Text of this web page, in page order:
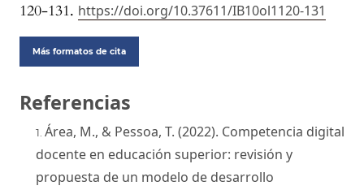
120-131. https://doi.org/10.37611/IB10ol1120-131
Más formatos de cita
Referencias
Área, M., & Pessoa, T. (2022). Competencia digital
docente en educación superior: revisión y
propuesta de un modelo de desarrollo